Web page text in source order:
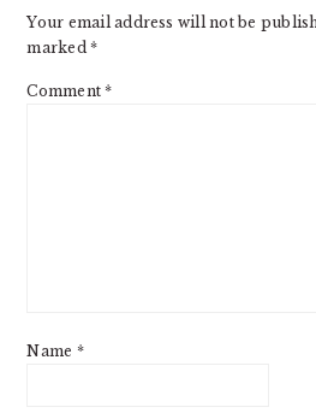
Your email address will not be
marked*
Comment*
Name *